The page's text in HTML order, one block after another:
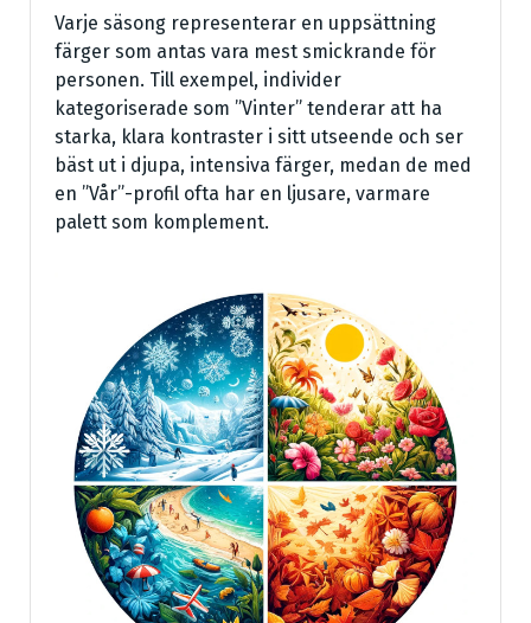
Varje säsong representerar en uppsättning
färger som antas vara mest smickrande för
personen. Till exempel, individer
kategoriserade som ”Vinter” tenderar att ha
starka, klara kontraster i sitt utseende och ser
bäst ut i djupa, intensiva färger, medan de med
en ”Vår”-profil ofta har en ljusare, varmare
palett som komplement.